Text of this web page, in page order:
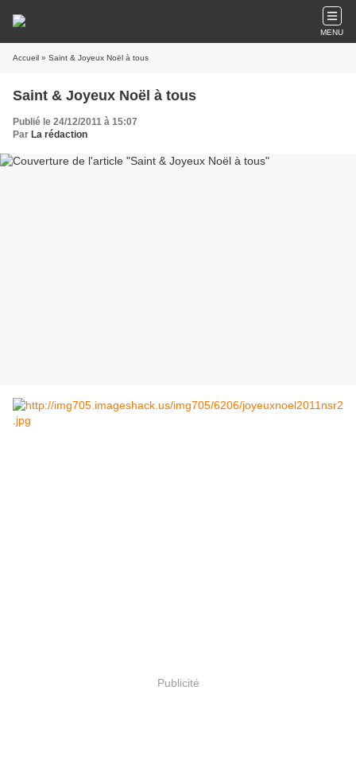
MENU
Accueil » Saint & Joyeux Noël à tous
Saint & Joyeux Noël à tous
Publié le 24/12/2011 à 15:07
Par La rédaction
Publicité